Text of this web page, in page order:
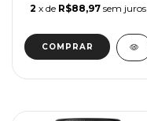
2 x de R$88,97 sem juros